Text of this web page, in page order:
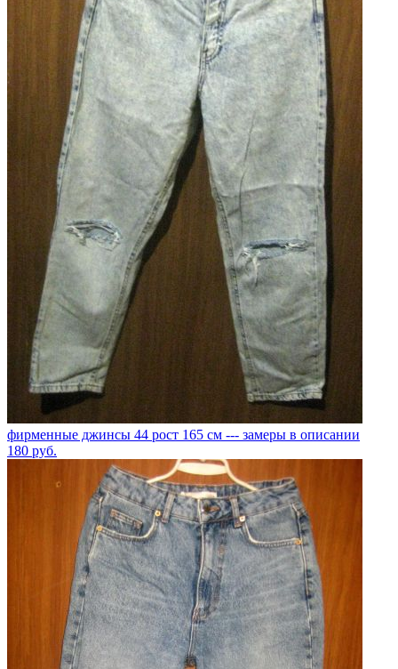
фирменные джинсы 44 рост 165 см --- замеры в описании
180 руб.